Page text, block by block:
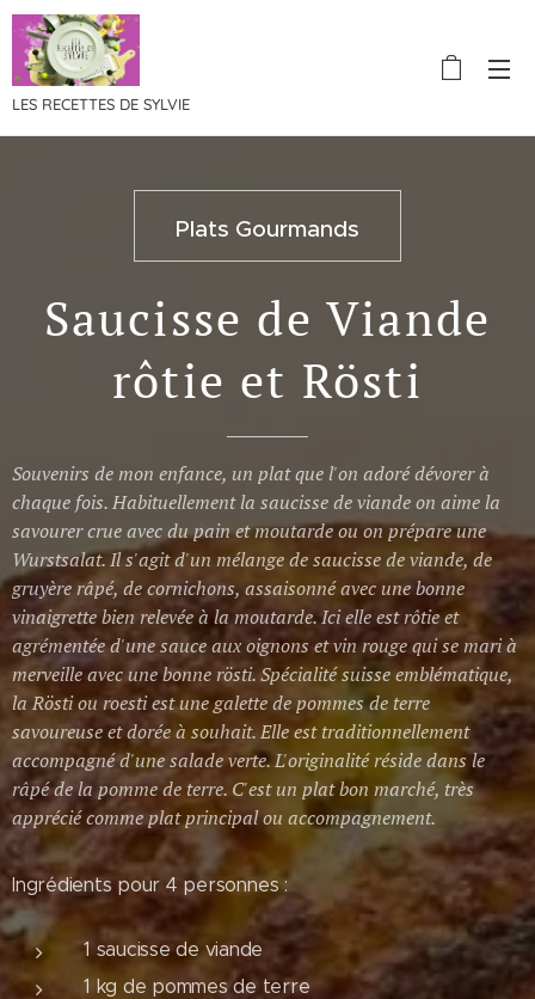
LES RECETTES DE SYLVIE
Plats Gourmands
Saucisse de Viande
rôtie et Rösti
Souvenirs de mon enfance, un plat que l'on adoré dévorer à
chaque fois. Habituellement la saucisse de viande on aime la
savourer crue avec du pain et moutarde ou on prépare une
Wurstsalat. Il s'agit d'un mélange de saucisse de viande, de
gruyère râpé, de cornichons, assaisonné avec une bonne
vinaigrette bien relevée à la moutarde. Ici elle est rôtie et
agrémentée d'une sauce aux oignons et vin rouge qui se mari à
merveille avec une bonne rösti. Spécialité suisse emblématique,
la Rösti ou roesti est une galette de pommes de terre
savoureuse et dorée à souhait. Elle est traditionnellement
accompagné d'une salade verte. L'originalité réside dans le
râpé de la pomme de terre. C'est un plat bon marché, très
apprécié comme plat principal ou accompagnement.
Ingrédients pour 4 personnes :
1 saucisse de viande
1 kg de pommes de terre